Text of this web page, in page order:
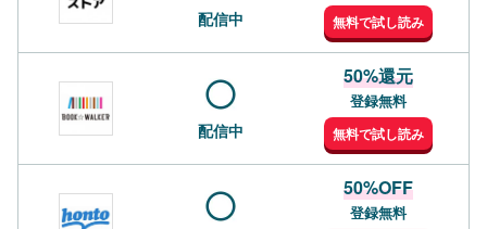
配信中 無料で試し読み
配信中
50%還元
登録無料
無料で試し読み
50%OFF
登録無料